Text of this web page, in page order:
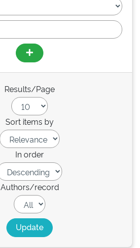
Results/Page
Sort items by
In order
Authors/record